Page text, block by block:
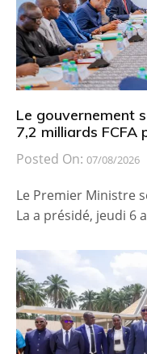
Le gouvernement
7,2 milliards FCFA
Posted On: 07/08/2026
Le Premier Ministre
La a présidé, jeudi 6